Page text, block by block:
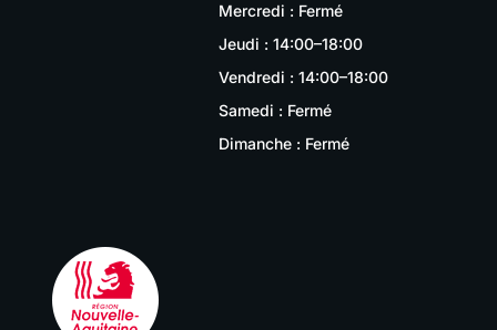
Mercredi : Fermé
Jeudi : 14:00–18:00
Vendredi : 14:00–18:00
Samedi : Fermé
Dimanche : Fermé